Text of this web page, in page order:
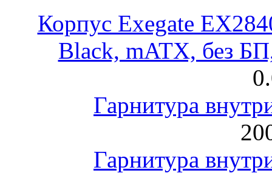
Корпус Exegate
Black, mATX, без
Гарнитура
Гарнитура